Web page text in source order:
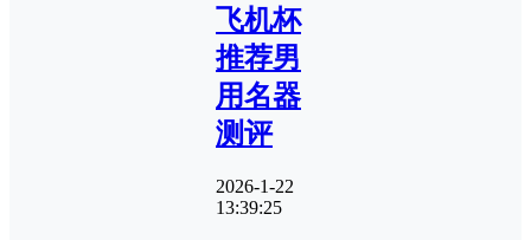
飞机杯
推荐男
用名器
测评
2026-1-22
13:39:25